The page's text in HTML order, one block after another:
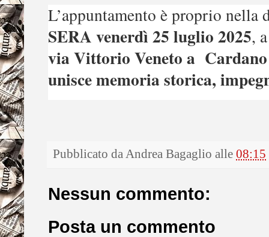
L’appuntamento è proprio
SERA venerdì 25 luglio 2025,
via Vittorio Veneto a Cardano
unisce memoria storica,
Pubblicato daAndrea Bagaglio alle 08:15
Nessun commento:
Posta un commento